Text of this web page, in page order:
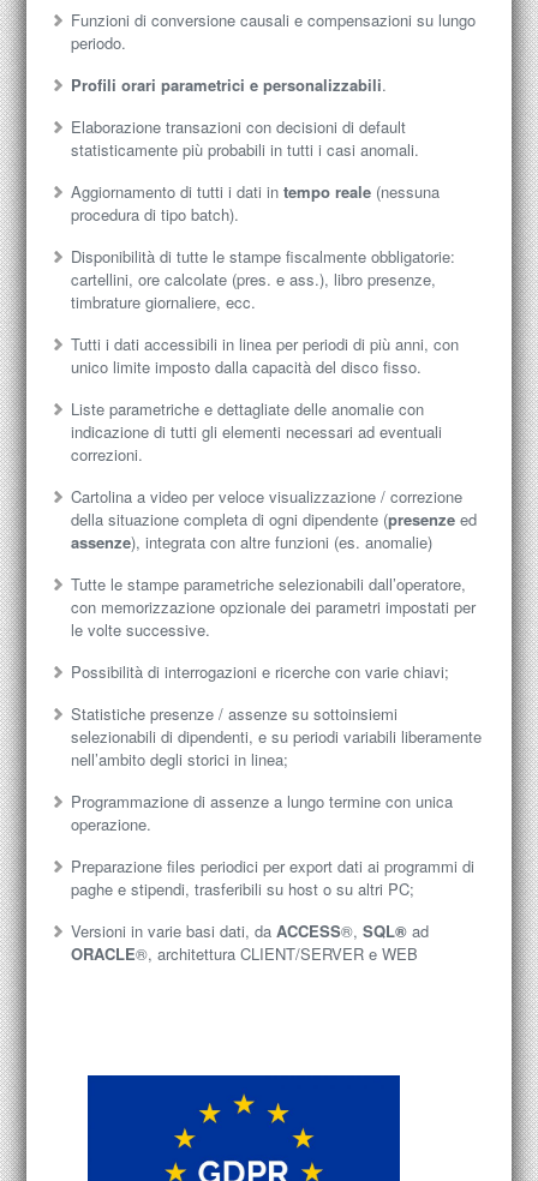
Funzioni di conversione causali e compensazioni su lungo
periodo.
Profili orari parametrici e personalizzabili.
Elaborazione transazioni con decisioni di default
statisticamente più probabili in tutti i casi anomali.
Aggiornamento di tutti i dati in tempo reale(nessuna
procedura di tipo batch).
Disponibilità di tutte le stampe fiscalmente obbligatorie:
cartellini, ore calcolate (pres. e ass.), libro presenze,
timbrature giornaliere, ecc.
Tutti i dati accessibili in linea per periodi di più anni, con
unico limite imposto dalla capacità del disco fisso.
Liste parametriche e dettagliate delle anomalie con
indicazione di tutti gli elementi necessari ad eventuali
correzioni.
Cartolina a video per veloce visualizzazione / correzione
della situazione completa di ogni dipendente (presenzeed
assenze), integrata con altre funzioni (es. anomalie)
Tutte le stampe parametriche selezionabili dall’operatore,
con memorizzazione opzionale dei parametri impostati per
le volte successive.
Possibilità di interrogazioni e ricerche con varie chiavi;
Statistiche presenze / assenze su sottoinsiemi
selezionabili di dipendenti, e su periodi variabili liberamente
nell’ambito degli storici in linea;
Programmazione di assenze a lungo termine con unica
operazione.
Preparazione files periodici per export dati ai programmi di
paghe e stipendi, trasferibili su host o su altri PC;
Versioni in varie basi dati, da ACCESS®, SQL®ad
ORACLE®, architettura CLIENT/SERVER e WEB